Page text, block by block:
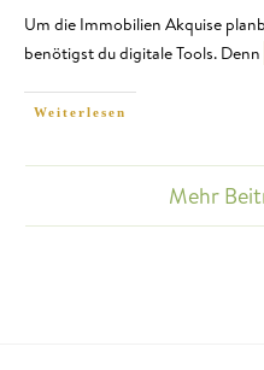
Um die Immobilien Akquise
benötigst du digitale Tools. Denn
Weiterlesen
Mehr